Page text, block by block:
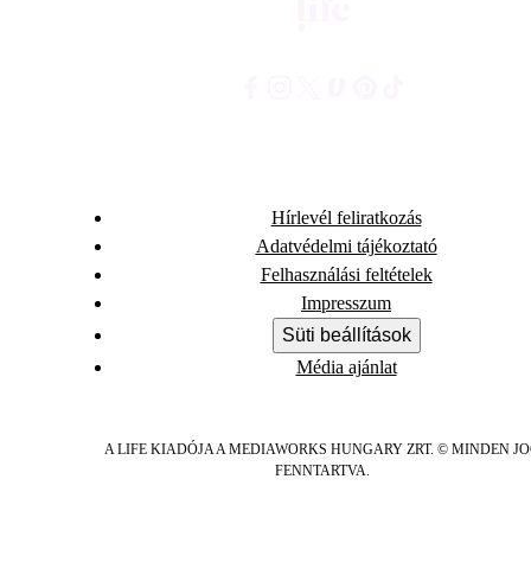
Hírlevél feliratkozás
Adatvédelmi tájékoztató
Felhasználási feltételek
Impresszum
Süti beállítások
Média ajánlat
A LIFE KIADÓJA A MEDIAWORKS HUNGARY ZRT. © MINDEN
FENNTARTVA.